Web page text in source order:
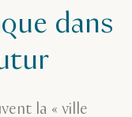
dans
la « ville